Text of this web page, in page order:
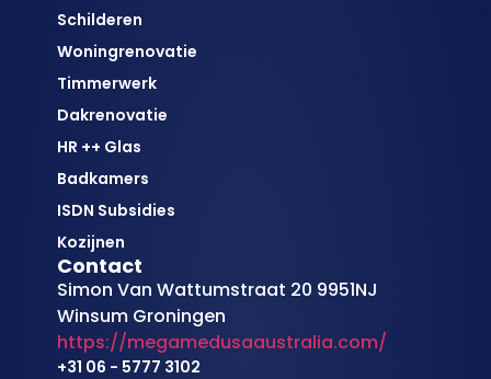
Schilderen
Woningrenovatie
Timmerwerk
Dakrenovatie
HR ++ Glas
Badkamers
ISDN Subsidies
Kozijnen
Contact
Simon Van Wattumstraat 20 9951NJ
Winsum Groningen
https://megamedusaaustralia.com/
+31 06 - 5777 3102